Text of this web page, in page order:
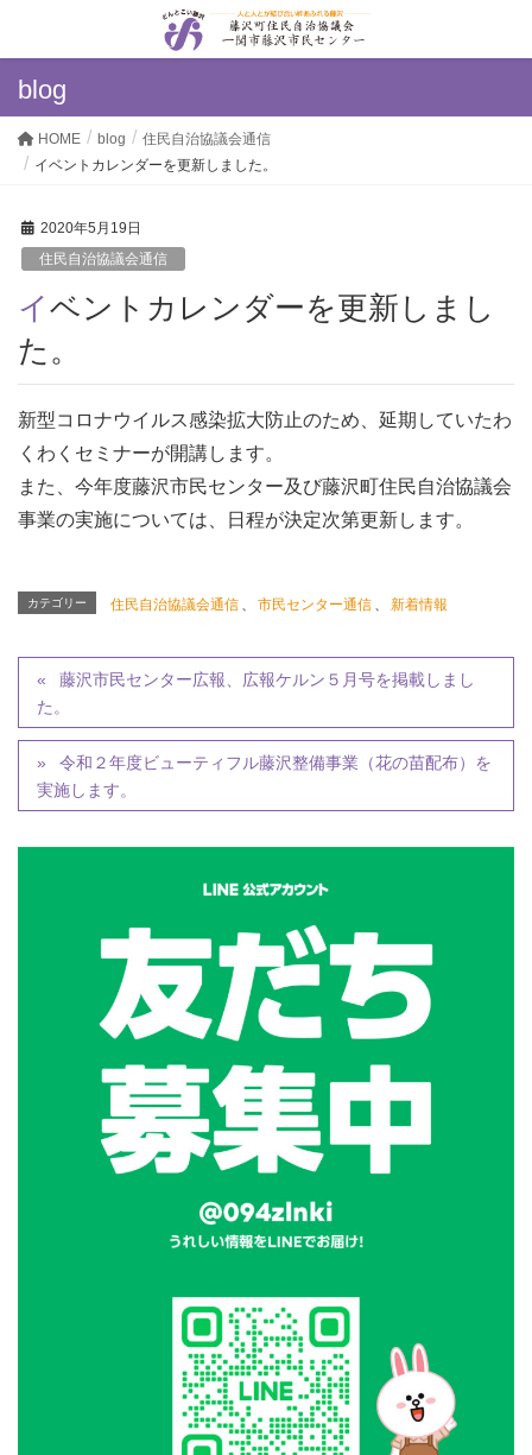
blog
HOME blog
住民自治協議会通信
イベントカレンダーを更新しました。
2020年5月19日
住民自治協議会通信
イベントカレンダーを更新しまし
た。
新型コロナウイルス感染拡大防止のため、延期していたわ
くわくセミナーが開講します。
また、今年度藤沢市民センター及び藤沢町住民自治協議会
事業の実施については、日程が決定次第更新します。
カテゴリー 住民自治協議会通信 、 市民センター通信 、 新着情報
藤沢市民センター広報、広報ケルン５月号を掲載しまし
た。
令和２年度ビューティフル藤沢整備事業（花の苗配布）を
実施します。